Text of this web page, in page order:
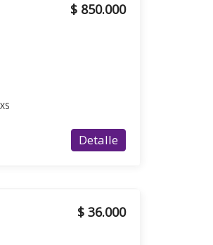
$ 850.000
Detalle
$ 36.000